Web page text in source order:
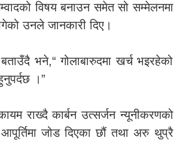
विषय बनाउन समेत सो सम्मेलनमा
उनले जानकारी दिए।
भने,“ गोलाबारुदमा खर्च भइरहेको
।”
राख्दै कार्बन उत्सर्जन न्यूनीकरणको
आपूर्तिमा जोड दिएका छौं तथा अरु थुप्रै